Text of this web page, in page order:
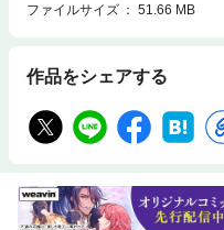
ファイルサイズ
51.66 MB
作品をシェアする